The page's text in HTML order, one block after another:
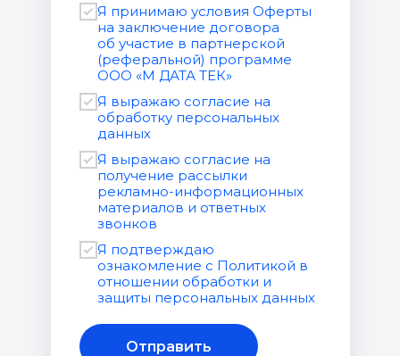
Я принимаю условия Оферты
на заключение договора
об участие в партнерской
(реферальной) программе
ООО «М ДАТА ТЕК»
Я выражаю согласие на
обработку персональных
данных
Я выражаю согласие на
получение рассылки
рекламно-информационных
материалов и ответных
звонков
Я подтверждаю
ознакомление с Политикой в
отношении обработки и
защиты персональных данных
Отправить